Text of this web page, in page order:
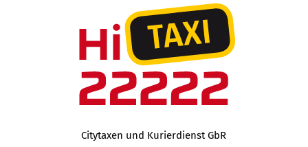
Citytaxen und Kurierdienst GbR